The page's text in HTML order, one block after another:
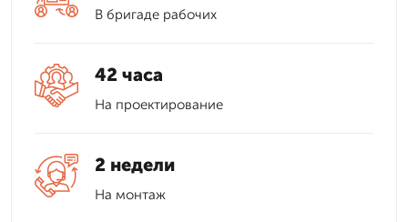
В бригаде рабочих
42 часа
На проектирование
2 недели
На монтаж